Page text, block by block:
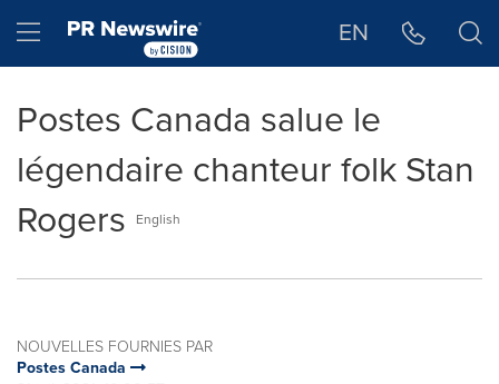
Hamburger menu EN
Postes Canada salue le
légendaire chanteur folk Stan
Rogers
English
NOUVELLES FOURNIES PAR
Postes Canada